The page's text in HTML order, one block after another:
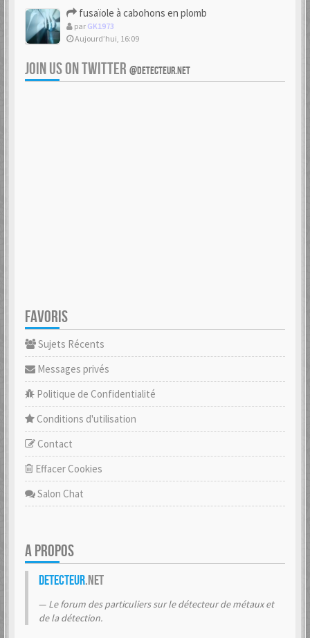
fusaïole à cabohons en plomb
par GK1973
Aujourd’hui, 16:09
JOIN US ON TWITTER @DETECTEUR.NET
FAVORIS
Sujets Récents
Messages privés
Politique de Confidentialité
Conditions d'utilisation
Contact
Effacer Cookies
Salon Chat
A PROPOS
Detecteur.net
Le forum des particuliers sur le détecteur de métaux et
de la détection.